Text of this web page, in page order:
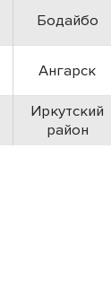
Бодайбо
Ангарск
Иркутский
район